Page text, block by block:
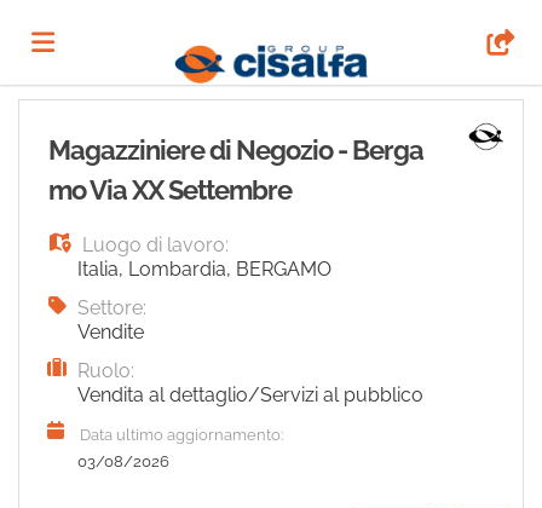
lavoro
il
CV
Login
Lingua
Magazziniere di Negozio - Berga
mo Via XX Settembre
Luogo di lavoro:
Italia, Lombardia, BERGAMO
Settore:
Vendite
Ruolo:
Vendita al dettaglio/Servizi al pubblico
Data ultimo aggiornamento:
03/08/2026